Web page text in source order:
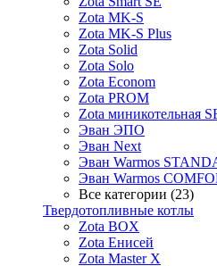
Zota MK-S
Zota MK-S Plus
Zota Solid
Zota Solo
Zota Econom
Zota PROM
Zota миникотельная
Эван ЭПО
Эван Next
Эван Warmos
Эван Warmos
Все категории (23)
Твердотопливные котлы
Zota BOX
Zota Енисей
Zota Master X